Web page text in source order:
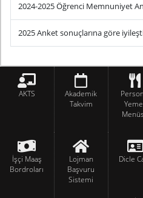
2024-2025 Öğrenci Memnuniyet
2025 Anket sonuçlarına göre
AKTS
Akademik
Takvim
İşçi Maaş
Bordroları
Lojman
Başvuru
Sistemi
Dicle